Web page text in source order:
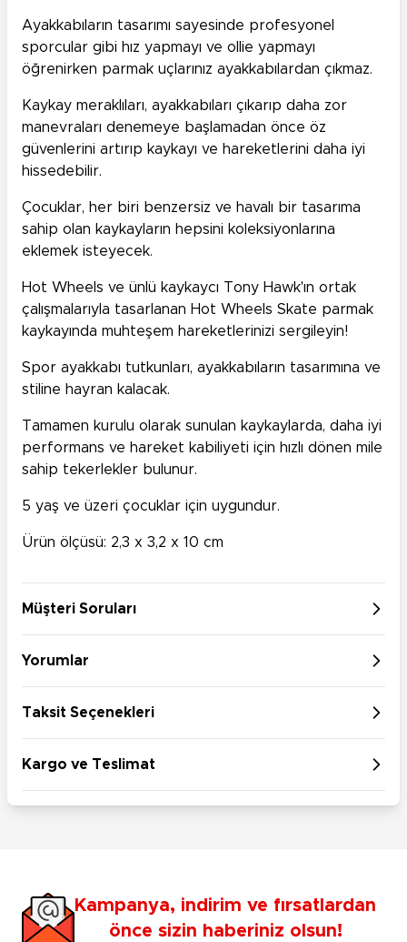
Ayakkabıların tasarımı sayesinde profesyonel
sporcular gibi hız yapmayı ve ollie yapmayı
öğrenirken parmak uçlarınız ayakkabılardan çıkmaz.
Kaykay meraklıları, ayakkabıları çıkarıp daha zor
manevraları denemeye başlamadan önce öz
güvenlerini artırıp kaykayı ve hareketlerini daha iyi
hissedebilir.
Çocuklar, her biri benzersiz ve havalı bir tasarıma
sahip olan kaykayların hepsini koleksiyonlarına
eklemek isteyecek.
Hot Wheels ve ünlü kaykaycı Tony Hawk'ın ortak
çalışmalarıyla tasarlanan Hot Wheels Skate parmak
kaykayında muhteşem hareketlerinizi sergileyin!
Spor ayakkabı tutkunları, ayakkabıların tasarımına ve
stiline hayran kalacak.
Tamamen kurulu olarak sunulan kaykaylarda, daha iyi
performans ve hareket kabiliyeti için hızlı dönen mile
sahip tekerlekler bulunur.
5 yaş ve üzeri çocuklar için uygundur.
Ürün ölçüsü: 2,3 x 3,2 x 10 cm
Müşteri Soruları
Yorumlar
Taksit Seçenekleri
Kargo ve Teslimat
Kampanya, indirim ve fırsatlardan
önce sizin haberiniz olsun!